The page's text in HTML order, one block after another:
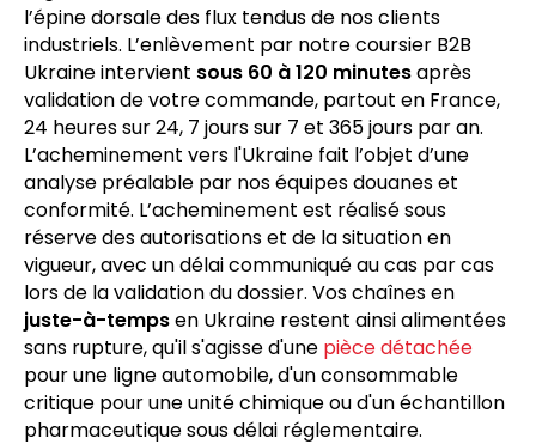
Notre modèle opérationnel combine réactivité au
départ de France et maillage européen pour livrer
en Ukraine dans des délais maîtrisés. Ce transport
urgent de marchandises France-Ukraine constitue
l’épine dorsale des flux tendus de nos clients
industriels. L’enlèvement par notre coursier B2B
Ukraine intervient sous 60 à 120 minutesaprès
validation de votre commande, partout en France,
24 heures sur 24, 7 jours sur 7 et 365 jours par an.
L’acheminement vers l'Ukraine fait l’objet d’une
analyse préalable par nos équipes douanes et
conformité. L’acheminement est réalisé sous
réserve des autorisations et de la situation en
vigueur, avec un délai communiqué au cas par cas
lors de la validation du dossier. Vos chaînes en
juste-à-tempsen Ukraine restent ainsi alimentées